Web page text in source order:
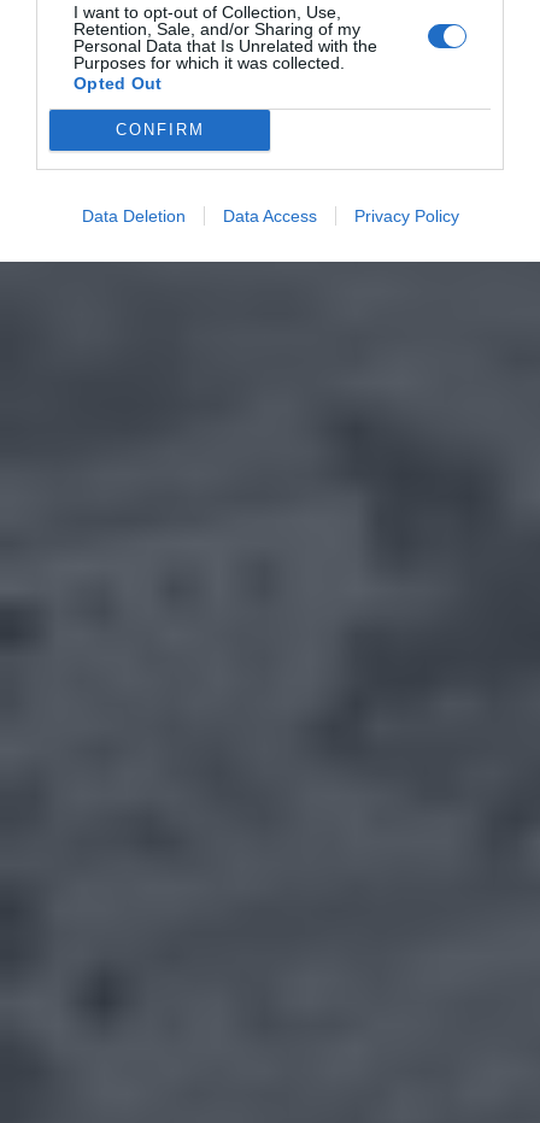
I want to opt-out of Collection, Use,
Retention, Sale, and/or Sharing of my
Personal Data that Is Unrelated with the
Purposes for which it was collected.
Opted Out
CONFIRM
Data Deletion Data Access Privacy Policy